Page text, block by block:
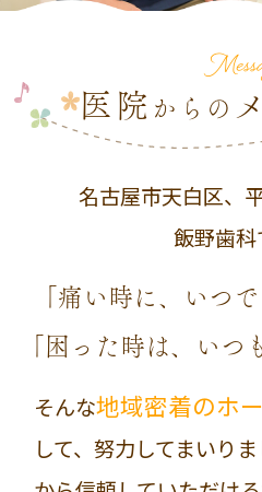
医院 からの
名古屋市天白区、
飯野歯科
「痛い時に、いつ
「困った時は、いつ
そんな地域密着のホ
して、努力してまいり